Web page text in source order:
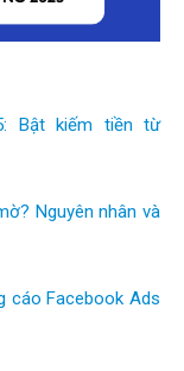
Bật kiếm tiền từ
Nguyên nhân và
cáo Facebook Ads